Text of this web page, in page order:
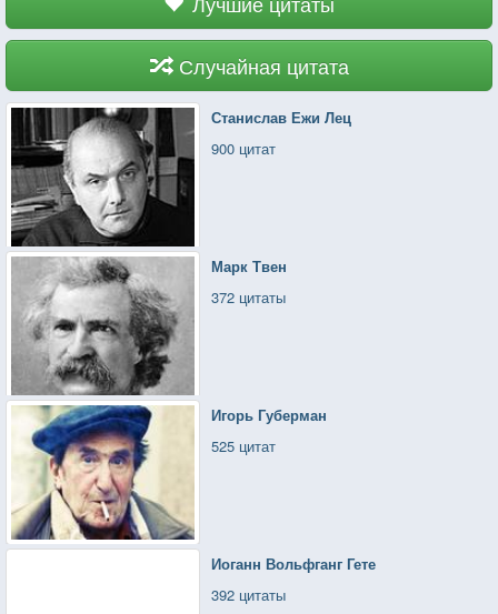
Случайная цитата
Станислав Ежи Лец
900 цитат
Марк Твен
372 цитаты
Игорь Губерман
525 цитат
Иоганн Вольфганг Гете
392 цитаты